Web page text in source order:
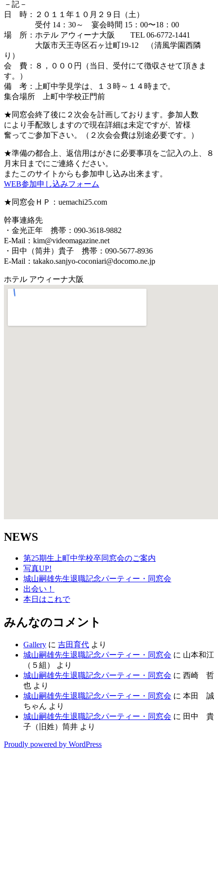
－記－
日 時：２０１１年１０月２９日（土）
受付 14：30～ 宴会時間 15：00〜18：00
場 所：ホテル アウィーナ大阪 TEL 06‐6772‐1441
大阪市天王寺区石ヶ辻町19-12 （清風学園西隣
り）
会 費：８，０００円（当日、受付にて徴収させて頂きま
す。）
備 考：上町中学見学は、１３時～１４時まで。
集合場所 上町中学校正門前
★同窓会終了後に２次会を計画しております。参加人数
により手配致しますので現在詳細は未定ですが、皆様
奮ってご参加下さい。（２次会会費は別途必要です。）
★準備の都合上、返信用はがきに必要事項をご記入の上、８
月末日までにご連絡ください。
またこのサイトからも参加申し込み出来ます。
WEB参加申し込みフォーム
★同窓会ＨＰ：uemachi25.com
幹事連絡先
・金光正年 携帯：090-3618-9882
E-Mail：kim@videomagazine.net
・田中（筒井）貴子 携帯：090-5677-8936
E-Mail：takako.sanjyo-coconiari@docomo.ne.jp
ホテル アウィーナ大阪
NEWS
第25期生上町中学校卒同窓会のご案内
写真UP!
城山嗣雄先生退職記念パーティー・同窓会
出会い！
本日はこれで
みんなのコメント
Gallery に 吉田育代 より
城山嗣雄先生退職記念パーティー・同窓会 に 山本和江
（５組）
より
城山嗣雄先生退職記念パーティー・同窓会 に 西崎 哲
也 より
城山嗣雄先生退職記念パーティー・同窓会 に 本田 誠
ちゃん より
城山嗣雄先生退職記念パーティー・同窓会 に 田中 貴
子（旧姓）筒井 より
Proudly powered by WordPress